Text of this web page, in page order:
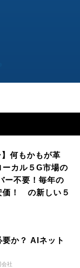
何もかもが革
カル５G市場の
ー不要！毎年の
価！ の新しい５
か？ AIネット
会社